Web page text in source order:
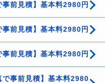
前見積】基本料2980円
前見積】基本料2980円
前見積】基本料2980円
事前見積】基本料2980